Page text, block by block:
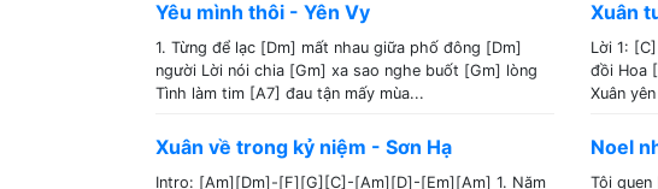
Yêu mình thôi - Yên Vy
1. Từng để lạc [Dm] mất nhau giữa phố đông [Dm]
người Lời nói chia [Gm] xa sao nghe buốt [Gm] lòng
Tình làm tim [A7] đau tận mấy mùa...
Xuân về trong kỷ niệm - Sơn Hạ
Intro: [Am][Dm]-[F][G][C]-[Am][D]-[Em][Am] 1. Năm
Xuân
Lời 1:
đồi Hoa
Xuân
Noel
Tôi